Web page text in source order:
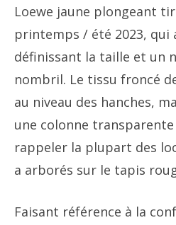
Loewe jaune plongeant
printemps / été 2023, qui
définissant la taille et un
nombril. Le tissu froncé
au niveau des hanches,
une colonne transparente
rappeler la plupart des
a arborés sur le tapis
Faisant référence à la